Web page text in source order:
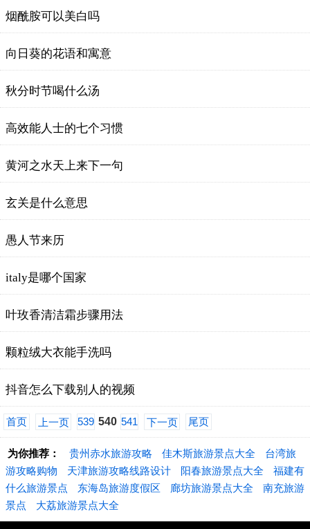
烟酰胺可以美白吗
向日葵的花语和寓意
秋分时节喝什么汤
高效能人士的七个习惯
黄河之水天上来下一句
玄关是什么意思
愚人节来历
italy是哪个国家
叶玫香清洁霜步骤用法
颗粒绒大衣能手洗吗
抖音怎么下载别人的视频
首页 上一页 539 540 541 下一页 尾页
为你推荐： 贵州赤水旅游攻略 佳木斯旅游景点大全
台湾旅
游攻略购物
天津旅游攻略线路设计 阳春旅游景点大全
福建有
什么旅游景点
东海岛旅游度假区 廊坊旅游景点大全
南充旅游
景点
大荔旅游景点大全